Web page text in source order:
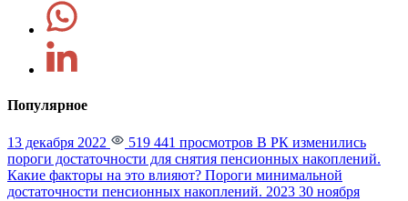
Популярное
13 декабря 2022 519 441 просмотров В РК изменились
пороги достаточности для снятия пенсионных накоплений.
Какие факторы на это влияют? Пороги минимальной
достаточности пенсионных накоплений. 2023 30 ноября